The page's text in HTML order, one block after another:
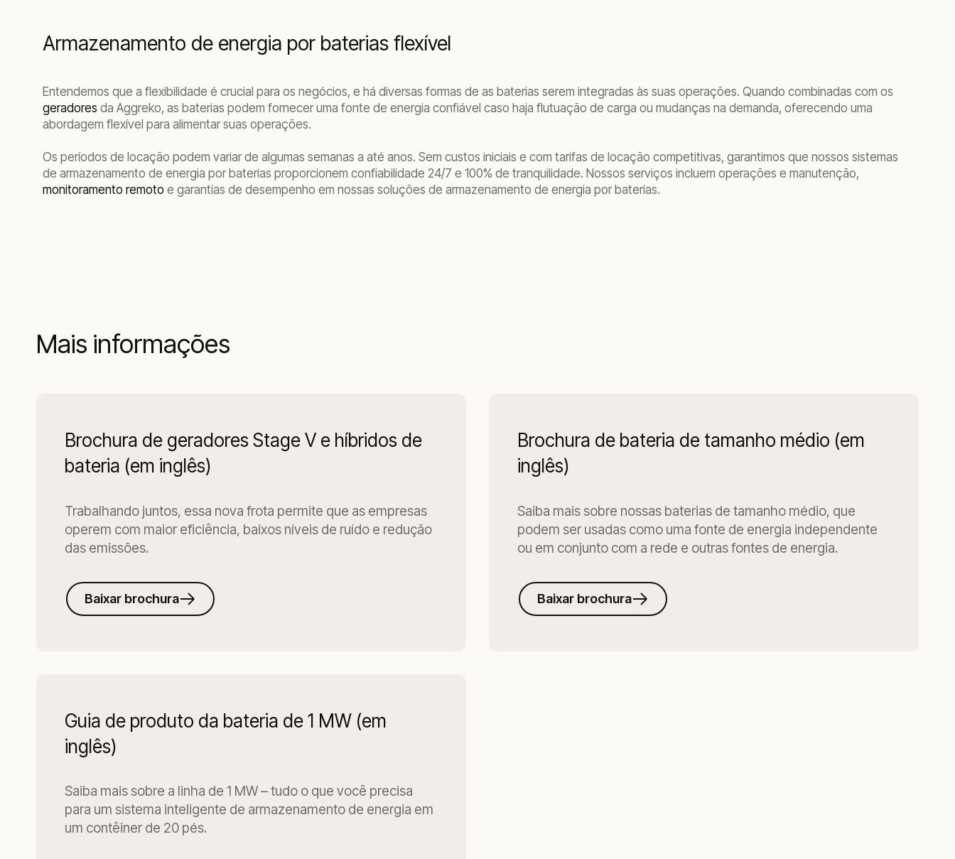
Armazenamento de energia por baterias flexível
Entendemos que a flexibilidade é crucial para os negócios, e há diversas formas de as baterias serem integradas às suas operações. Quando combinadas com os
geradores da Aggreko, as baterias podem fornecer uma fonte de energia confiável caso haja flutuação de carga ou mudanças na demanda, oferecendo uma
abordagem flexível para alimentar suas operações.
Os períodos de locação podem variar de algumas semanas a até anos. Sem custos iniciais e com tarifas de locação competitivas, garantimos que nossos sistemas
de armazenamento de energia por baterias proporcionem confiabilidade 24/7 e 100% de tranquilidade. Nossos serviços incluem operações e manutenção,
monitoramento remoto e garantias de desempenho em nossas soluções de armazenamento de energia por baterias.
Mais informações
Brochura de geradores Stage V e híbridos de
bateria (em inglês)
Trabalhando juntos, essa nova frota permite que as empresas
operem com maior eficiência, baixos níveis de ruído e redução
das emissões.
Baixar brochura
Brochura de bateria de tamanho médio (em
inglês)
Saiba mais sobre nossas baterias de tamanho médio, que
podem ser usadas como uma fonte de energia independente
ou em conjunto com a rede e outras fontes de energia.
Baixar brochura
Guia de produto da bateria de 1 MW (em
inglês)
Saiba mais sobre a linha de 1 MW – tudo o que você precisa
para um sistema inteligente de armazenamento de energia em
um contêiner de 20 pés.